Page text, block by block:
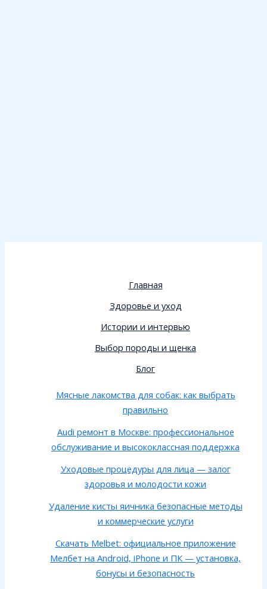
Главная
Здоровье и уход
Истории и интервью
Выбор породы и щенка
Блог
Мясные лакомства для собак: как выбрать
правильно
Audi ремонт в Москве: профессиональное
обслуживание и высококлассная поддержка
Уходовые процедуры для лица — залог
здоровья и молодости кожи
Удаление кисты яичника безопасные методы
и коммерческие услуги
Скачать Melbet: официальное приложение
Мелбет на Android, iPhone и ПК — установка,
бонусы и безопасность